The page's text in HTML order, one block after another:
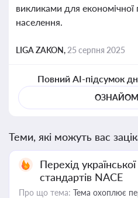
викликами для економічної
населення.
LIGA ZAKON, 25 серпня 2025
Повний AI-підсумок
Теми, які можуть вас
Перехід
стандартів NACE
Про що тема: Тема охоплює